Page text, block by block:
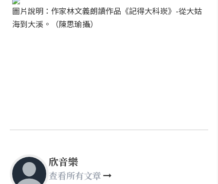
圖片說明：作家林文義朗讀作品《記得大科崁》-從大姑
海到大溪。（陳思瑜攝）
欣音樂
查看所有文章